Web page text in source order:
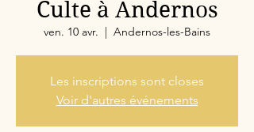
Culte à Andernos
ven. 10 avr.
  |
Andernos-les-Bains
Les inscriptions sont closes
Voir d'autres événements